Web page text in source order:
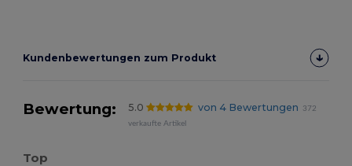
Kundenbewertungen zum Produkt
Bewertung: 5.0 von 4 Bewertungen
372
verkaufte Artikel
Top